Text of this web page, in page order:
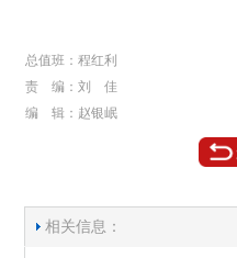
总值班：程红利
责 编：刘 佳
编 辑：赵银岷
相关信息：